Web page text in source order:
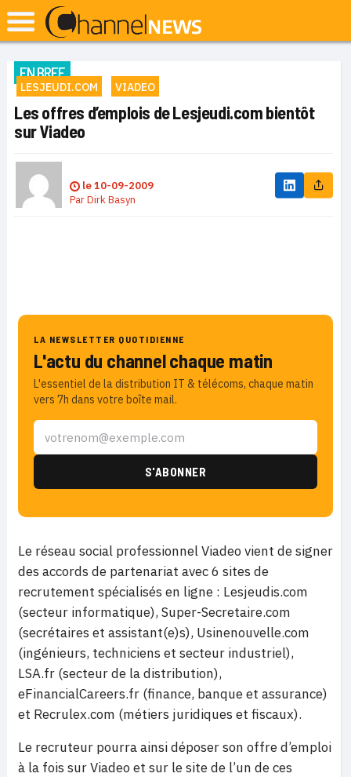
EN BREF
LESJEUDI.COM VIADEO
Les offres d’emplois de Lesjeudi.com bientôt
sur Viadeo
le10-09-2009
ParDirk Basyn
LA NEWSLETTER QUOTIDIENNE
L'actu du channel chaque matin
L'essentiel de la distribution IT & télécoms, chaque matin
vers 7h dans votre boîte mail.
Le réseau social professionnel Viadeo vient de signer
des accords de partenariat avec 6 sites de
recrutement spécialisés en ligne : Lesjeudis.com
(secteur informatique), Super-Secretaire.com
(secrétaires et assistant(e)s), Usinenouvelle.com
(ingénieurs, techniciens et secteur industriel),
LSA.fr (secteur de la distribution),
eFinancialCareers.fr (finance, banque et assurance)
et Recrulex.com (métiers juridiques et fiscaux).
Le recruteur pourra ainsi déposer son offre d’emploi
à la fois sur Viadeo et sur le site de l’un de ces